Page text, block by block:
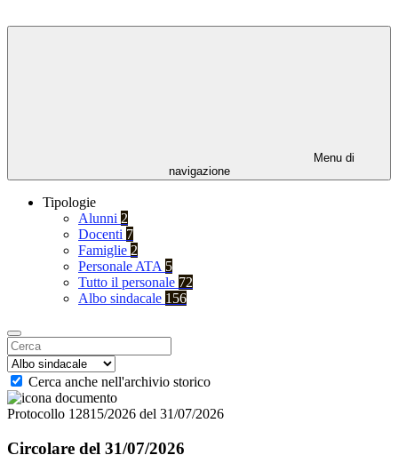
Menu di
navigazione
Tipologie
Alunni 2
Docenti 7
Famiglie 2
Personale ATA 5
Tutto il personale 72
Albo sindacale 156
Cerca anche nell'archivio storico
Protocollo 12815/2026 del 31/07/2026
Circolare del 31/07/2026